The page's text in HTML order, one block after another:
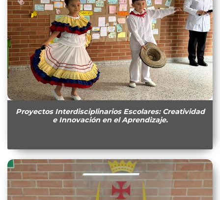
Proyectos Interdisciplinarios Escolares: Creatividad
e Innovación en el Aprendizaje.